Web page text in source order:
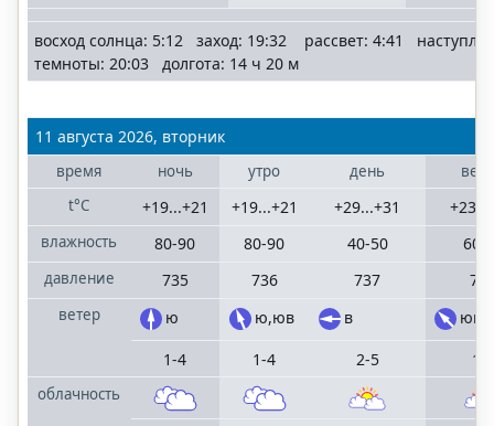
восход солнца: 5:12 заход: 19:32 рассвет: 4:41
темноты: 20:03 долгота: 14 ч 20 м
11 августа 2026, вторник
время
t°C
влажность
давление
ветер
облачность
ночь
+19...+21
80-90
735
ю
1-4
утро
+19...+21
80-90
736
ю,юв
1-4
день
+29...+31
40-50
737
в
2-5
60-
юв
1-4